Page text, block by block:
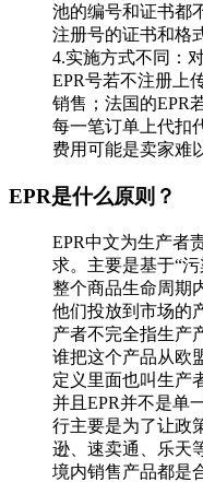
池的编号和证书都
注册号的证书和格
4.实施方式不同：
EPR号若不注册上
销售；法国的EPR
每一笔订单上代扣
费用可能是卖家难
EPR是什么原则？
EPR中文为生产者
求。主要是基于“
整个商品生命周期
他们投放到市场的
产者不完全指生产
谁把这个产品从欧
定义里面也叫生产
并且EPR并不是单
行主要是为了让政
逊、速卖通、乐天
境内销售产品都是